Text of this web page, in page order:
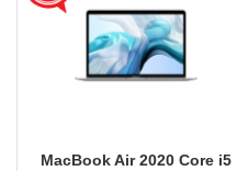
MacBook Air 2020 Core i5